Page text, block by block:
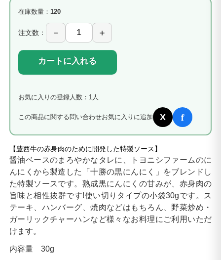
在庫数量： 120
注文数：
カートに入れる
お気に入りの登録人数：1人
この商品に関する問い合わせお気に入りに追加 X f
【豊西牛の赤身肉のために開発した特製ソース】
醤油ベースのまろやかなタレに、トヨニシファームのに
んにくから製造した「十勝の黒にんにく」をブレンドし
た特製ソースです。熟成黒にんにくの甘みが、赤身肉の
旨味と相性抜群です!使い切りタイプの小袋30gです。ス
テーキ、ハンバーグ、焼肉などはもちろん、野菜炒め・
ガーリックチャーハンなど様々なお料理にご利用いただ
けます。
内容量 30g